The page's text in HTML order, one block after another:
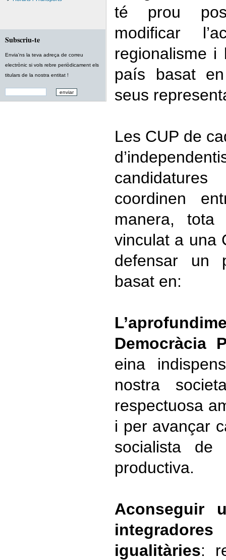
Subscriu-te
Envia'ns la teva adreça de correu
electrònic si vols rebre periòdicament els
titulars de la nostra entitat !
té prou
modificar
regionalisme i
país basat
seus
Les CUP de
coordinen
manera, tota
vinculat a una
defensar un
basat en:
Democràcia
eina
nostra
respectuosa
i per avançar
socialista de
productiva.
Aconseguir
igualitàries: